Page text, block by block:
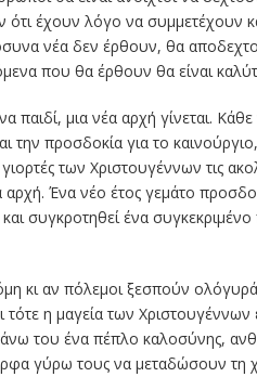
έχουν λόγο να συμμετέχουν
νέα δεν έρθουν, θα
που θα έρθουν θα είναι
παιδί, μια νέα αρχή γίνεται.
την προσδοκία για το
των Χριστουγέννων τις
Ένα νέο έτος γεμάτο
συγκροτηθεί ένα
κι αν πόλεμοι ξεσπούν
η μαγεία των Χριστουγέννων
του ένα πέπλο καλοσύνης,
γύρω τους να μεταδώσουν τη